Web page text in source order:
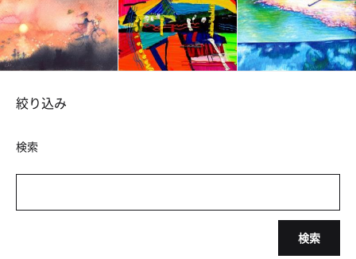
絞り込み
検索
検索